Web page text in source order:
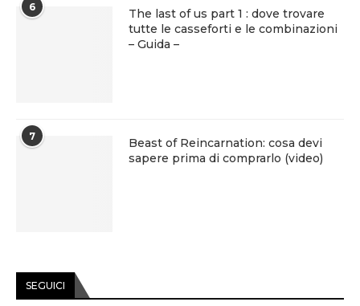
6
The last of us part 1 : dove trovare
tutte le casseforti e le combinazioni
– Guida –
7
Beast of Reincarnation: cosa devi
sapere prima di comprarlo (video)
SEGUICI